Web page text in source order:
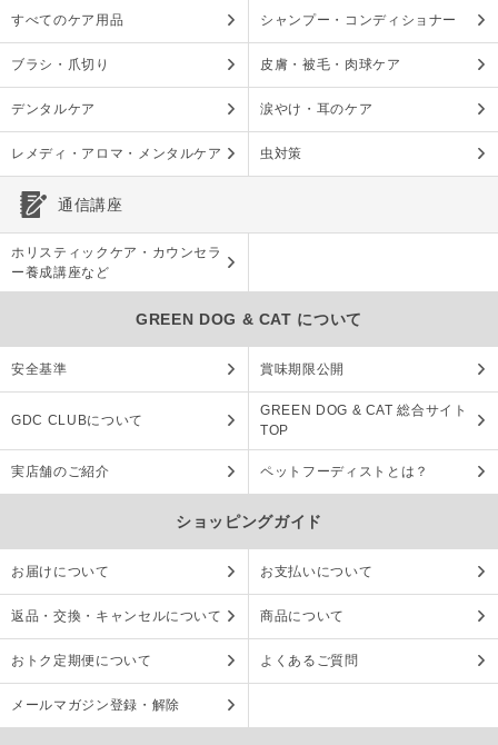
すべてのケア用品 シャンプー・コンディショナー
ブラシ・爪切り 皮膚・被毛・肉球ケア
デンタルケア 涙やけ・耳のケア
レメディ・アロマ・メンタルケア 虫対策
通信講座
ホリスティックケア・カウンセラ
ー養成講座など
GREEN DOG & CAT について
安全基準 賞味期限公開
GDC CLUBについて
GREEN DOG & CAT 総合サイト
TOP
実店舗のご紹介 ペットフーディストとは？
ショッピングガイド
お届けについて お支払いについて
返品・交換・キャンセルについて 商品について
おトク定期便について よくあるご質問
メールマガジン登録・解除